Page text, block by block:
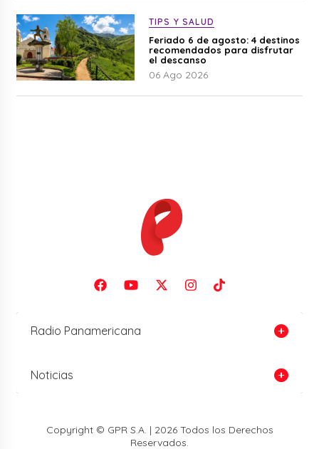
TIPS Y SALUD
Feriado 6 de agosto: 4 destinos
recomendados para disfrutar
el descanso
06 Ago 2026
Radio Panamericana
Noticias
Copyright © GPR S.A. | 2026 Todos los Derechos
Reservados.